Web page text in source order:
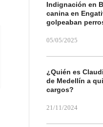
Indignación en
canina en
golpeaban
05/05/2025
¿Quién es
de Medellín a
cargos?
21/11/2024